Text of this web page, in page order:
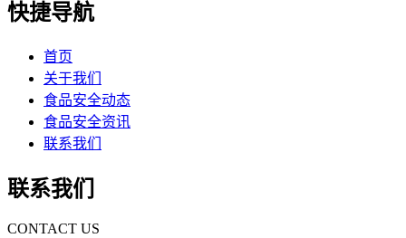
快捷导航
首页
关于我们
食品安全动态
食品安全资讯
联系我们
联系我们
CONTACT US